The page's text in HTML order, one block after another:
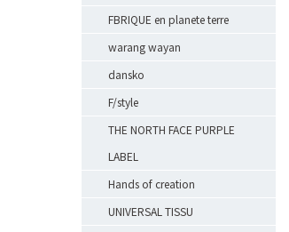
FBRIQUE en planete terre
warang wayan
dansko
F/style
THE NORTH FACE PURPLE
LABEL
Hands of creation
UNIVERSAL TISSU